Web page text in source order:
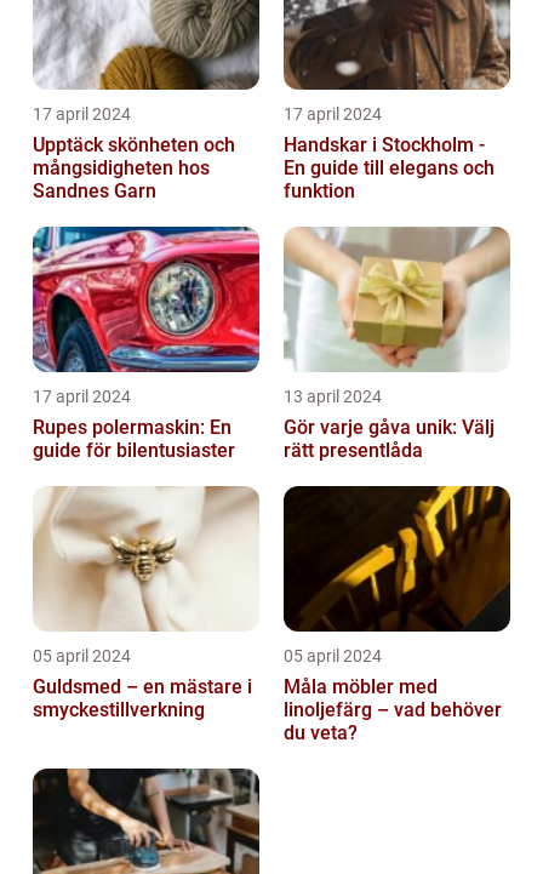
17 april 2024
Upptäck skönheten och
mångsidigheten hos
Sandnes Garn
17 april 2024
Handskar i Stockholm -
En guide till elegans och
funktion
17 april 2024
Rupes polermaskin: En
guide för bilentusiaster
13 april 2024
Gör varje gåva unik: Välj
rätt presentlåda
05 april 2024
Guldsmed – en mästare i
smyckestillverkning
05 april 2024
Måla möbler med
linoljefärg – vad behöver
du veta?